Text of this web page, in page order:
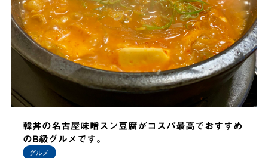
韓丼の名古屋味噌スン豆腐がコスパ最高でおすすめ
のB級グルメです。
グルメ